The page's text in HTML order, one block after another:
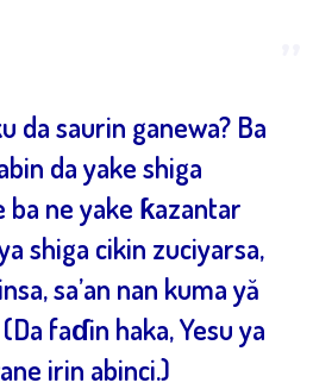
da saurin ganewa? Ba
da yake shiga
ne yake ƙazantar
shiga cikin zuciyarsa,
sa’an nan kuma yă
faɗin haka, Yesu ya
irin abinci.)